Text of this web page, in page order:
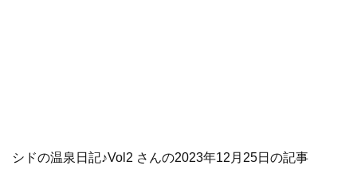
シドの温泉日記♪Vol2 さんの2023年12月25日の記事